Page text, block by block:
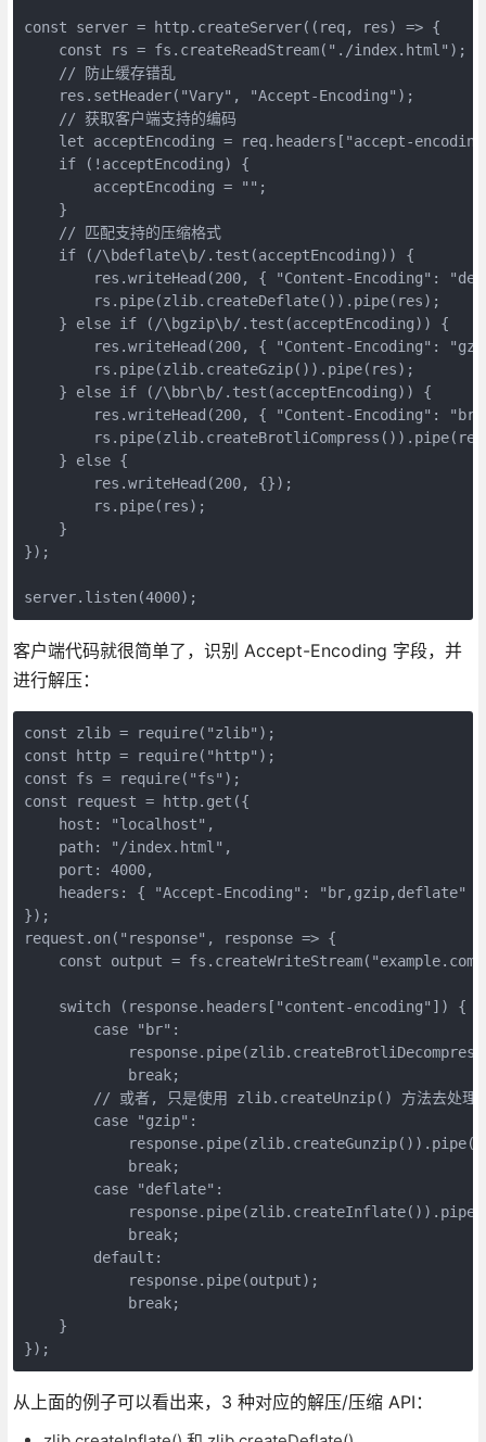
const server = http.createServer((req, res) => {
    const rs = fs.createReadStream("./index.html");
    // 防止缓存错乱
    res.setHeader("Vary", "Accept-Encoding");
    // 获取客户端支持的编码
let acceptEncoding = req.headers["accept-
    if (!acceptEncoding) {
        acceptEncoding = "";
    }
    // 匹配支持的压缩格式
    if (/\bdeflate\b/.test(acceptEncoding)) {
res.writeHead(200, { "Content-Encoding":
        rs.pipe(zlib.createDeflate()).pipe(res);
    } else if (/\bgzip\b/.test(acceptEncoding)) {
res.writeHead(200, { "Content-Encoding":
        rs.pipe(zlib.createGzip()).pipe(res);
    } else if (/\bbr\b/.test(acceptEncoding)) {
res.writeHead(200, { "Content-Encoding":
    } else {
        res.writeHead(200, {});
        rs.pipe(res);
    }
});
server.listen(4000);
客户端代码就很简单了，识别 Accept-Encoding 字段，并
进行解压：
const zlib = require("zlib");
const http = require("http");
const fs = require("fs");
const request = http.get({
    host: "localhost",
    path: "/index.html",
    port: 4000,
    headers: { "Accept-Encoding": "br,gzip,deflate" }
});
request.on("response", response => {
const output =
    switch (response.headers["content-encoding"]) {
        case "br":
            break;
// 或者, 只是使用 zlib.createUnzip() 方法去处理
        case "gzip":
            break;
        case "deflate":
            break;
        default:
            response.pipe(output);
            break;
    }
});
从上面的例子可以看出来，3 种对应的解压/压缩 API：